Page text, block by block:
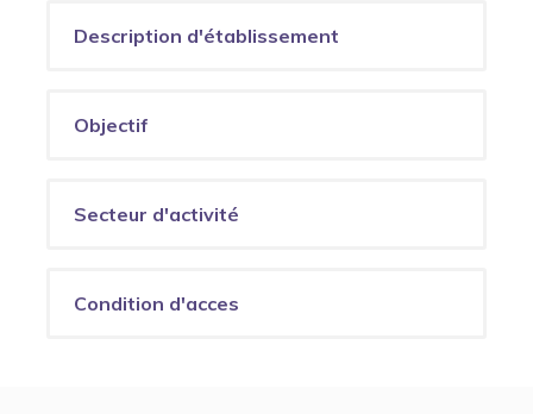
Description d'établissement
Objectif
Secteur d'activité
Condition d'acces